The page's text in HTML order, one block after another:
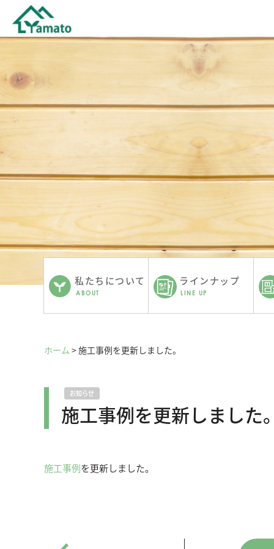
私たちについて
ABOUT
ラインナップ
LINE UP
ホーム > 施工事例を更新しました。
お知らせ
施工事例を更新しました。
施工事例を更新しました。